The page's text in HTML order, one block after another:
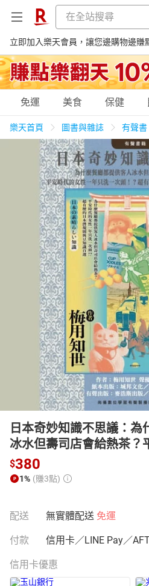
立即加入樂天會員，讓您邊購物邊賺
購物網分類
天天免運 美食蛋糕
居家生活 3C家電
女裝 男裝
日本購物 電子/紙本書
HOT
免運 美食 保健
樂天首頁 圖書與雜誌 有聲書
日本奇妙知識不思議：為
冰水但壽司店會給熱茶？
只洗一次頭！？超有梗的
百選【有聲書】
$380
1% (賺3點)
配送 無實體配送 免運
付款 信用卡／LINE Pay／
信用卡優惠